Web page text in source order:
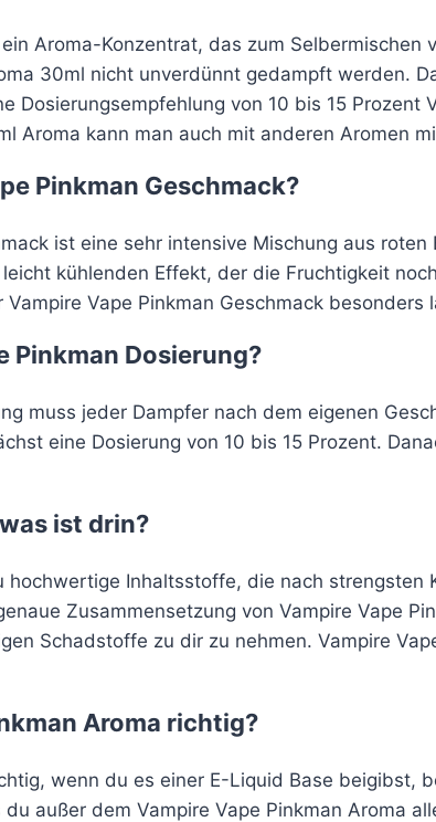
Aroma-Konzentrat, das zum
30ml nicht unverdünnt gedampft werden.
Dosierungsempfehlung von 10 bis 15
Aroma kann man auch mit anderen Aromen
Pinkman Geschmack?
ist eine sehr intensive Mischung aus
kühlenden Effekt, der die Fruchtigkeit
Vape Pinkman Geschmack besonders
Pinkman Dosierung?
muss jeder Dampfer nach dem eigenen
eine Dosierung von 10 bis 15 Prozent.
ist drin?
hochwertige Inhaltsstoffe, die nach
Zusammensetzung von Vampire Vape
Schadstoffe zu dir zu nehmen. Vampire
Aroma richtig?
wenn du es einer E-Liquid Base beigibst,
außer dem Vampire Vape Pinkman Aroma